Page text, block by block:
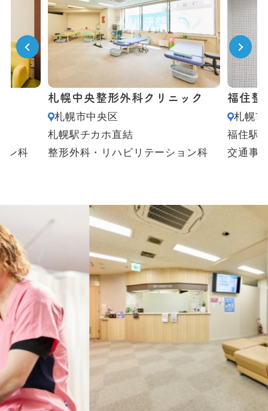
ン科
札幌中央整形外科クリニック
札幌市中央区
札幌駅チカホ直結
整形外科・リハビリテーション科
福住整
札幌
福住駅
交通事